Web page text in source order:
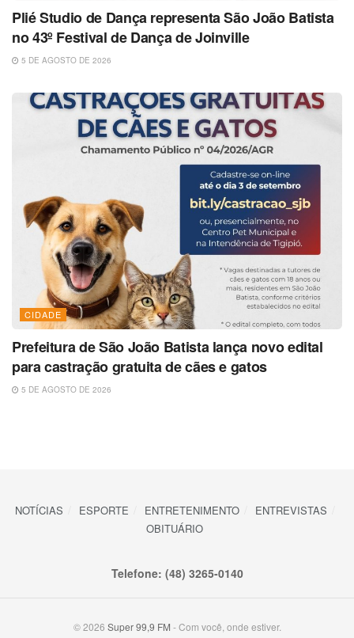
Plié Studio de Dança representa São João Batista
no 43º Festival de Dança de Joinville
5 DE AGOSTO DE 2026
CIDADE
Prefeitura de São João Batista lança novo edital
para castração gratuita de cães e gatos
5 DE AGOSTO DE 2026
NOTÍCIAS ESPORTE ENTRETENIMENTO
ENTREVISTAS
OBITUÁRIO
Telefone: (48) 3265-0140
© 2026 Super 99,9 FM - Com você, onde estiver.